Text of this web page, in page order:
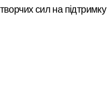
сил на підтримку